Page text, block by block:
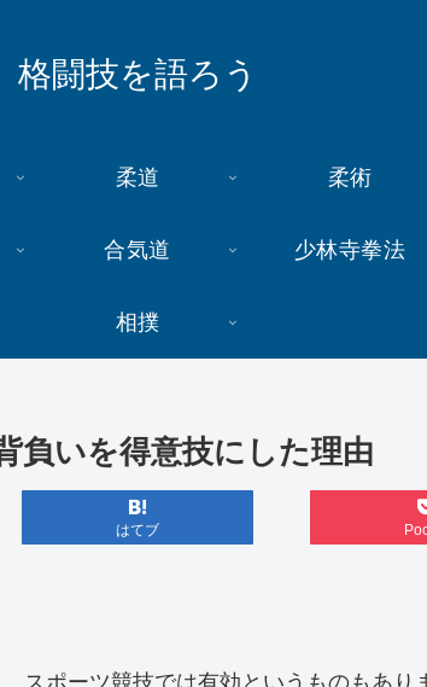
格闘技を語ろう
柔道 柔術
合気道 少林寺拳法
相撲
負いを得意技にした理由
はてブ
スポーツ競技では有効というものもあり